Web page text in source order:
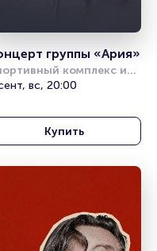
группы «Ария»
комплекс им.
вс, 20:00
Купить